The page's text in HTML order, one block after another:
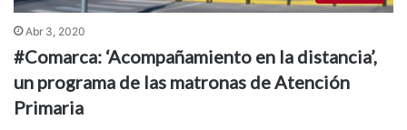
Abr 3, 2020
#Comarca: ‘Acompañamiento en la distancia’,
un programa de las matronas de Atención
Primaria